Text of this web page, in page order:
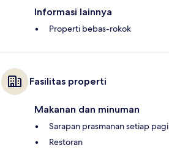
Informasi lainnya
Properti bebas-rokok
Fasilitas properti
Makanan dan minuman
Sarapan prasmanan setiap pagi
Restoran